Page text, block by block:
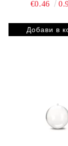
€0.46